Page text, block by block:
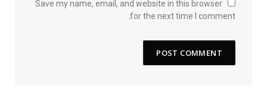
Save my name, email, and website in this browser
for the next time I comment.